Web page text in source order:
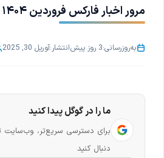
مرور اخبار فارکس فروردین ۱۴۰۴
به‌روزرسانی:3 روز پیش انتشار:آوریل 30, 2025
ما را در گوگل پیدا کنید
برای دسترسی سریع‌تر، وب‌سایت
دنبال کنید